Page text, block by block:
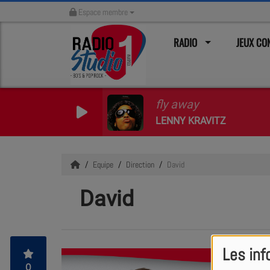
Les
Espace membre
RADIO JEUX
fly away
LENNY KRAVITZ
Equipe Direction David
David
Directeur